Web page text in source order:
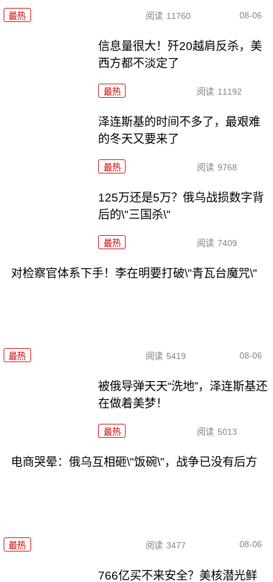
最热 阅读 11760 08-06
信息量很大！歼20越肩反杀，美
西方都不淡定了
最热 阅读 11192
泽连斯基的时间不多了，最艰难
的冬天又要来了
最热 阅读 9768
125万还是5万？俄乌战损数字背
后的\"三国杀\"
最热 阅读 7409
对检察官体系下手！李在明要打破\"青瓦台魔咒\"
最热 阅读 5419 08-06
被俄导弹天天“洗地”，泽连斯基还
在做着美梦！
最热 阅读 5013
电商哭晕：俄乌互相砸\"饭碗\"，战争已没有后方
最热 阅读 3477 08-06
766亿买不来安全？美核潜光鲜